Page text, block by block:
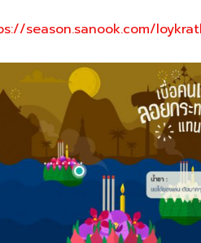
season.sanook.com/